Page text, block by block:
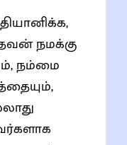
நமக்கு
நம்மை